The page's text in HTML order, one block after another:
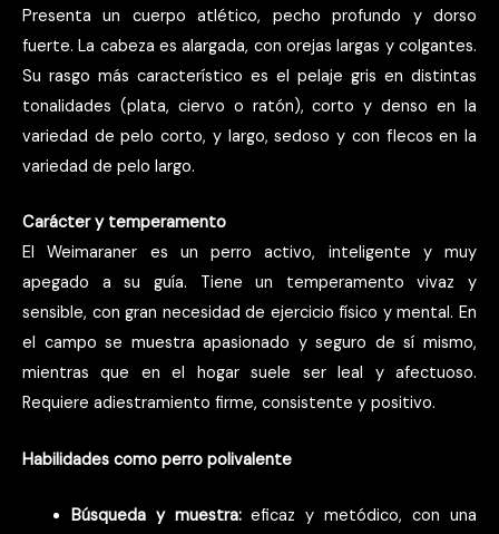
Presenta un cuerpo atlético, pecho profundo y dorso
fuerte. La cabeza es alargada, con orejas largas y colgantes.
Su rasgo más característico es el pelaje gris en distintas
tonalidades (plata, ciervo o ratón), corto y denso en la
variedad de pelo corto, y largo, sedoso y con flecos en la
variedad de pelo largo.
Carácter y temperamento
El Weimaraner es un perro activo, inteligente y muy
apegado a su guía. Tiene un temperamento vivaz y
sensible, con gran necesidad de ejercicio físico y mental. En
el campo se muestra apasionado y seguro de sí mismo,
mientras que en el hogar suele ser leal y afectuoso.
Requiere adiestramiento firme, consistente y positivo.
Habilidades como perro polivalente
Búsqueda y muestra:eficaz y metódico, con una